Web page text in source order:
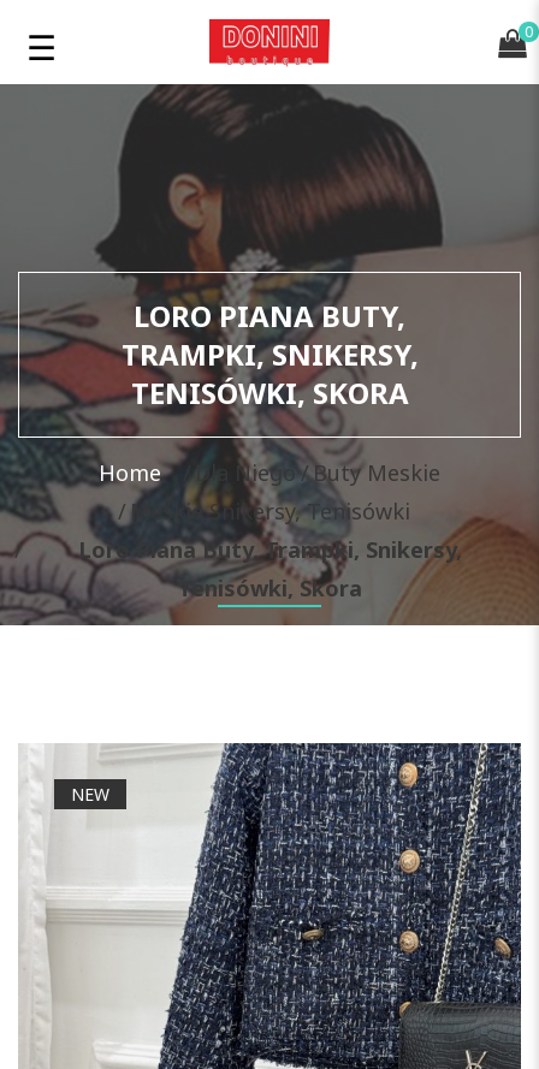
0
LORO PIANA BUTY,
TRAMPKI, SNIKERSY,
TENISÓWKI, SKORA
Home Dla Niego Buty Meskie
Meskie Snikersy, Tenisówki
Loro Piana Buty, Trampki, Snikersy,
Tenisówki, Skora
NEW